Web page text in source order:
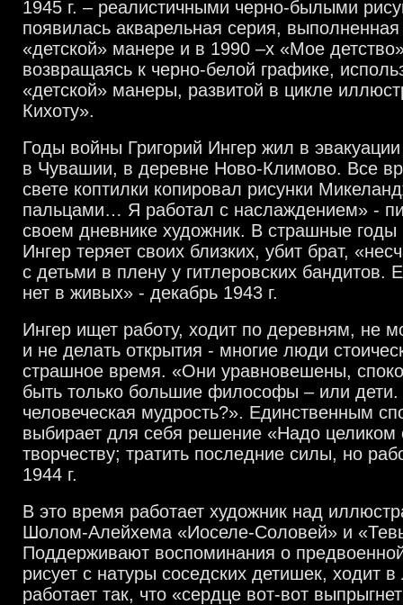
1945 г. – реалистичными черно-былыми
появилась акварельная серия,
«детской» манере и в 1990 –х «Мое
возвращаясь к черно-белой графике,
«детской» манеры, развитой в цикле
Кихоту».
Годы войны Григорий Ингер жил в
в Чувашии, в деревне Ново-Климово. Все
свете коптилки копировал рисунки
пальцами… Я работал с наслаждением» -
своем дневнике художник. В страшные
Ингер теряет своих близких, убит брат,
с детьми в плену у гитлеровских бандитов.
нет в живых» - декабрь 1943 г.
Ингер ищет работу, ходит по деревням, не
и не делать открытия - многие люди
страшное время. «Они уравновешены,
быть только большие философы – или
человеческая мудрость?». Единственным
выбирает для себя решение «Надо целиком
творчеству; тратить последние силы, но
1944 г.
В это время работает художник над
Шолом-Алейхема «Иоселе-Соловей» и
Поддерживают воспоминания о
рисует с натуры соседских детишек, ходит
работает так, что «сердце вот-вот